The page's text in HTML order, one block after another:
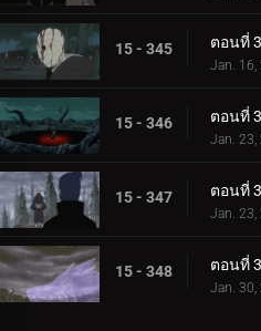
15 - 345 ตอนที่
Jan. 16,
15 - 346 ตอนที่
Jan. 23,
15 - 347 ตอนที่
Jan. 23,
15 - 348 ตอนที่
Jan. 30,